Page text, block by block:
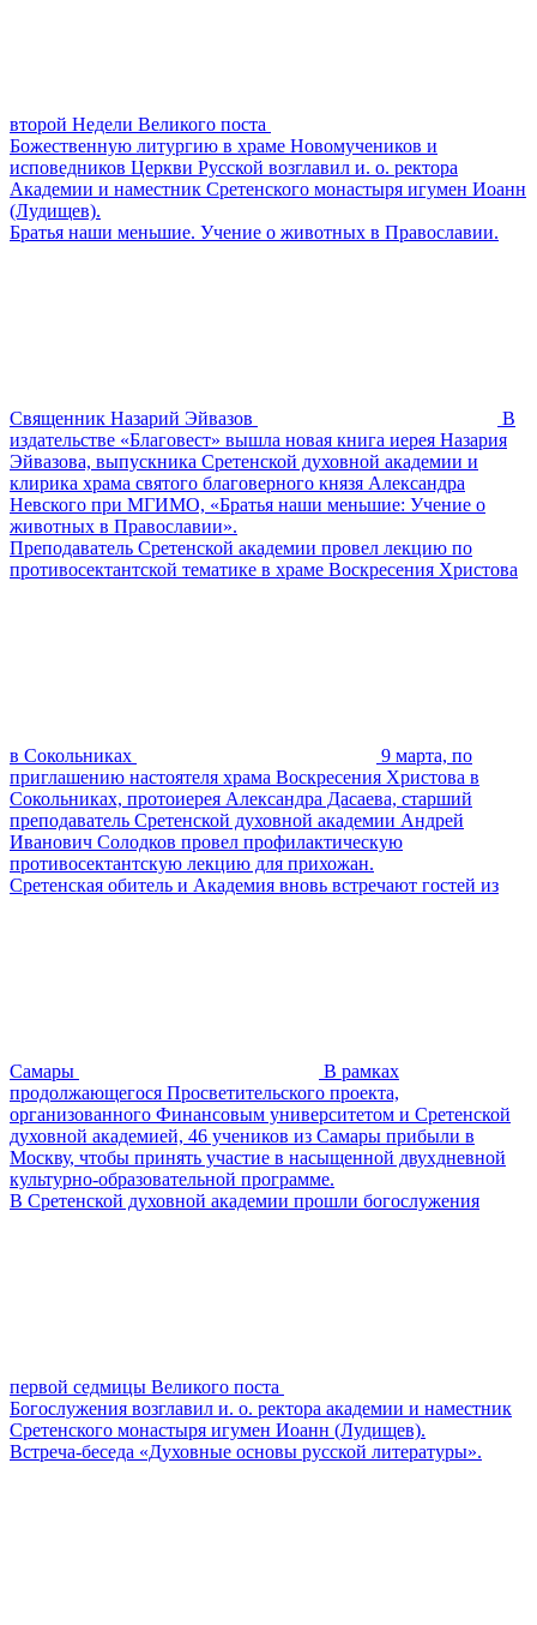
второй Недели Великого поста
Божественную литургию в храме Новомучеников и
исповедников Церкви Русской возглавил и. о. ректора
Академии и наместник Сретенского монастыря игумен Иоанн
(Лудищев).
Братья наши меньшие. Учение о животных в Православии.
Священник Назарий Эйвазов
В
издательстве «Благовест» вышла новая книга иерея Назария
Эйвазова, выпускника Сретенской духовной академии и
клирика храма святого благоверного князя Александра
Невского при МГИМО, «Братья наши меньшие: Учение о
животных в Православии».
Преподаватель Сретенской академии провел лекцию по
противосектантской тематике в храме Воскресения Христова
в Сокольниках
9 марта, по
приглашению настоятеля храма Воскресения Христова в
Сокольниках, протоиерея Александра Дасаева, старший
преподаватель Сретенской духовной академии Андрей
Иванович Солодков провел профилактическую
противосектантскую лекцию для прихожан.
Сретенская обитель и Академия вновь встречают гостей из
Самары
В рамках
продолжающегося Просветительского проекта,
организованного Финансовым университетом и Сретенской
духовной академией, 46 учеников из Самары прибыли в
Москву, чтобы принять участие в насыщенной двухдневной
культурно-образовательной программе.
В Сретенской духовной академии прошли богослужения
первой седмицы Великого поста
Богослужения возглавил и. о. ректора академии и наместник
Сретенского монастыря игумен Иоанн (Лудищев).
Встреча-беседа «Духовные основы русской литературы».